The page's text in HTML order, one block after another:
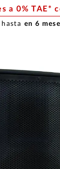
a 0% TAE*
en 6